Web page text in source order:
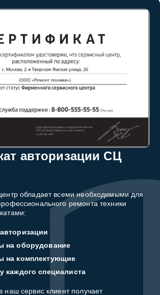
авторизации СЦ
обладает всеми необходимыми для
ремонта техники
на оборудование
на комплектующие
каждого специалиста
сервис клиент получает